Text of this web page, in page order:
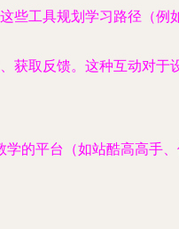
些工具规划学习路径（例
获取反馈。这种互动对于
的平台（如站酷高高手